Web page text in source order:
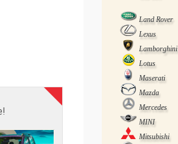
Land Rover
Lexus
Lamborghini
Lotus
Maserati
Mazda
Mercedes
MINI
Mitsubishi